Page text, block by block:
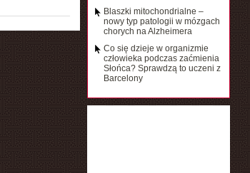
Blaszki mitochondrialne –
nowy typ patologii w mózgach
chorych na Alzheimera
Co się dzieje w organizmie
człowieka podczas zaćmienia
Słońca? Sprawdzą to uczeni z
Barcelony